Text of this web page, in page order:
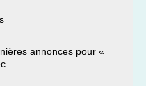
annonces pour «